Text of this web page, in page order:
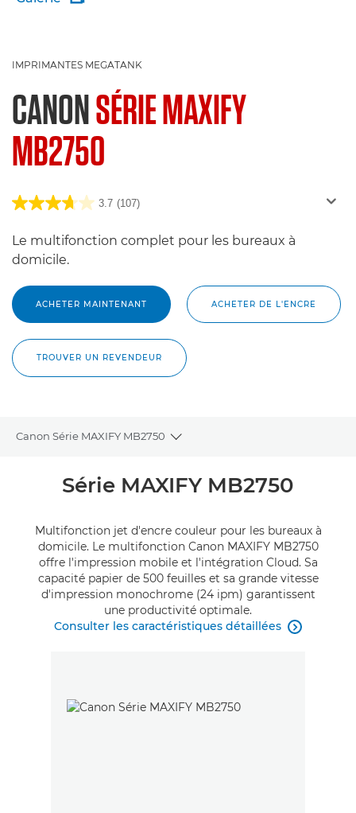
IMPRIMANTES MEGATANK
CANONSÉRIE MAXIFY
MB2750
3.7 (107)
Le multifonction complet pour les bureaux à
domicile.
ACHETER MAINTENANT ACHETER DE L'ENCRE
TROUVER UN REVENDEUR
Canon Série MAXIFY MB2750
Toggle breadcrumbs
Présentation
Commentaires
Assistance
ACHETER DE L'ENCRE
Série MAXIFY MB2750
Multifonction jet d'encre couleur pour les bureaux à
domicile. Le multifonction Canon MAXIFY MB2750
offre l'impression mobile et l'intégration Cloud. Sa
capacité papier de 500 feuilles et sa grande vitesse
d'impression monochrome (24 ipm) garantissent
une productivité optimale.
Consulter les caractéristiques détaillées
